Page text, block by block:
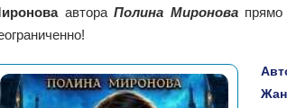
автораПолина Мироновапрямо